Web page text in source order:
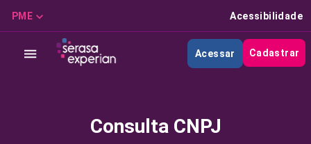
PME Acessibilidade
Acessar Cadastrar
Consulta CNPJ